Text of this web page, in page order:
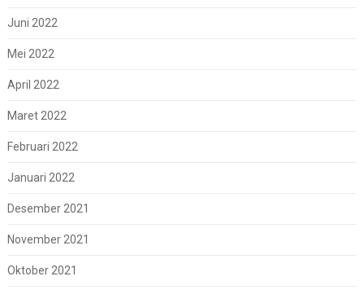
Juni 2022
Mei 2022
April 2022
Maret 2022
Februari 2022
Januari 2022
Desember 2021
November 2021
Oktober 2021